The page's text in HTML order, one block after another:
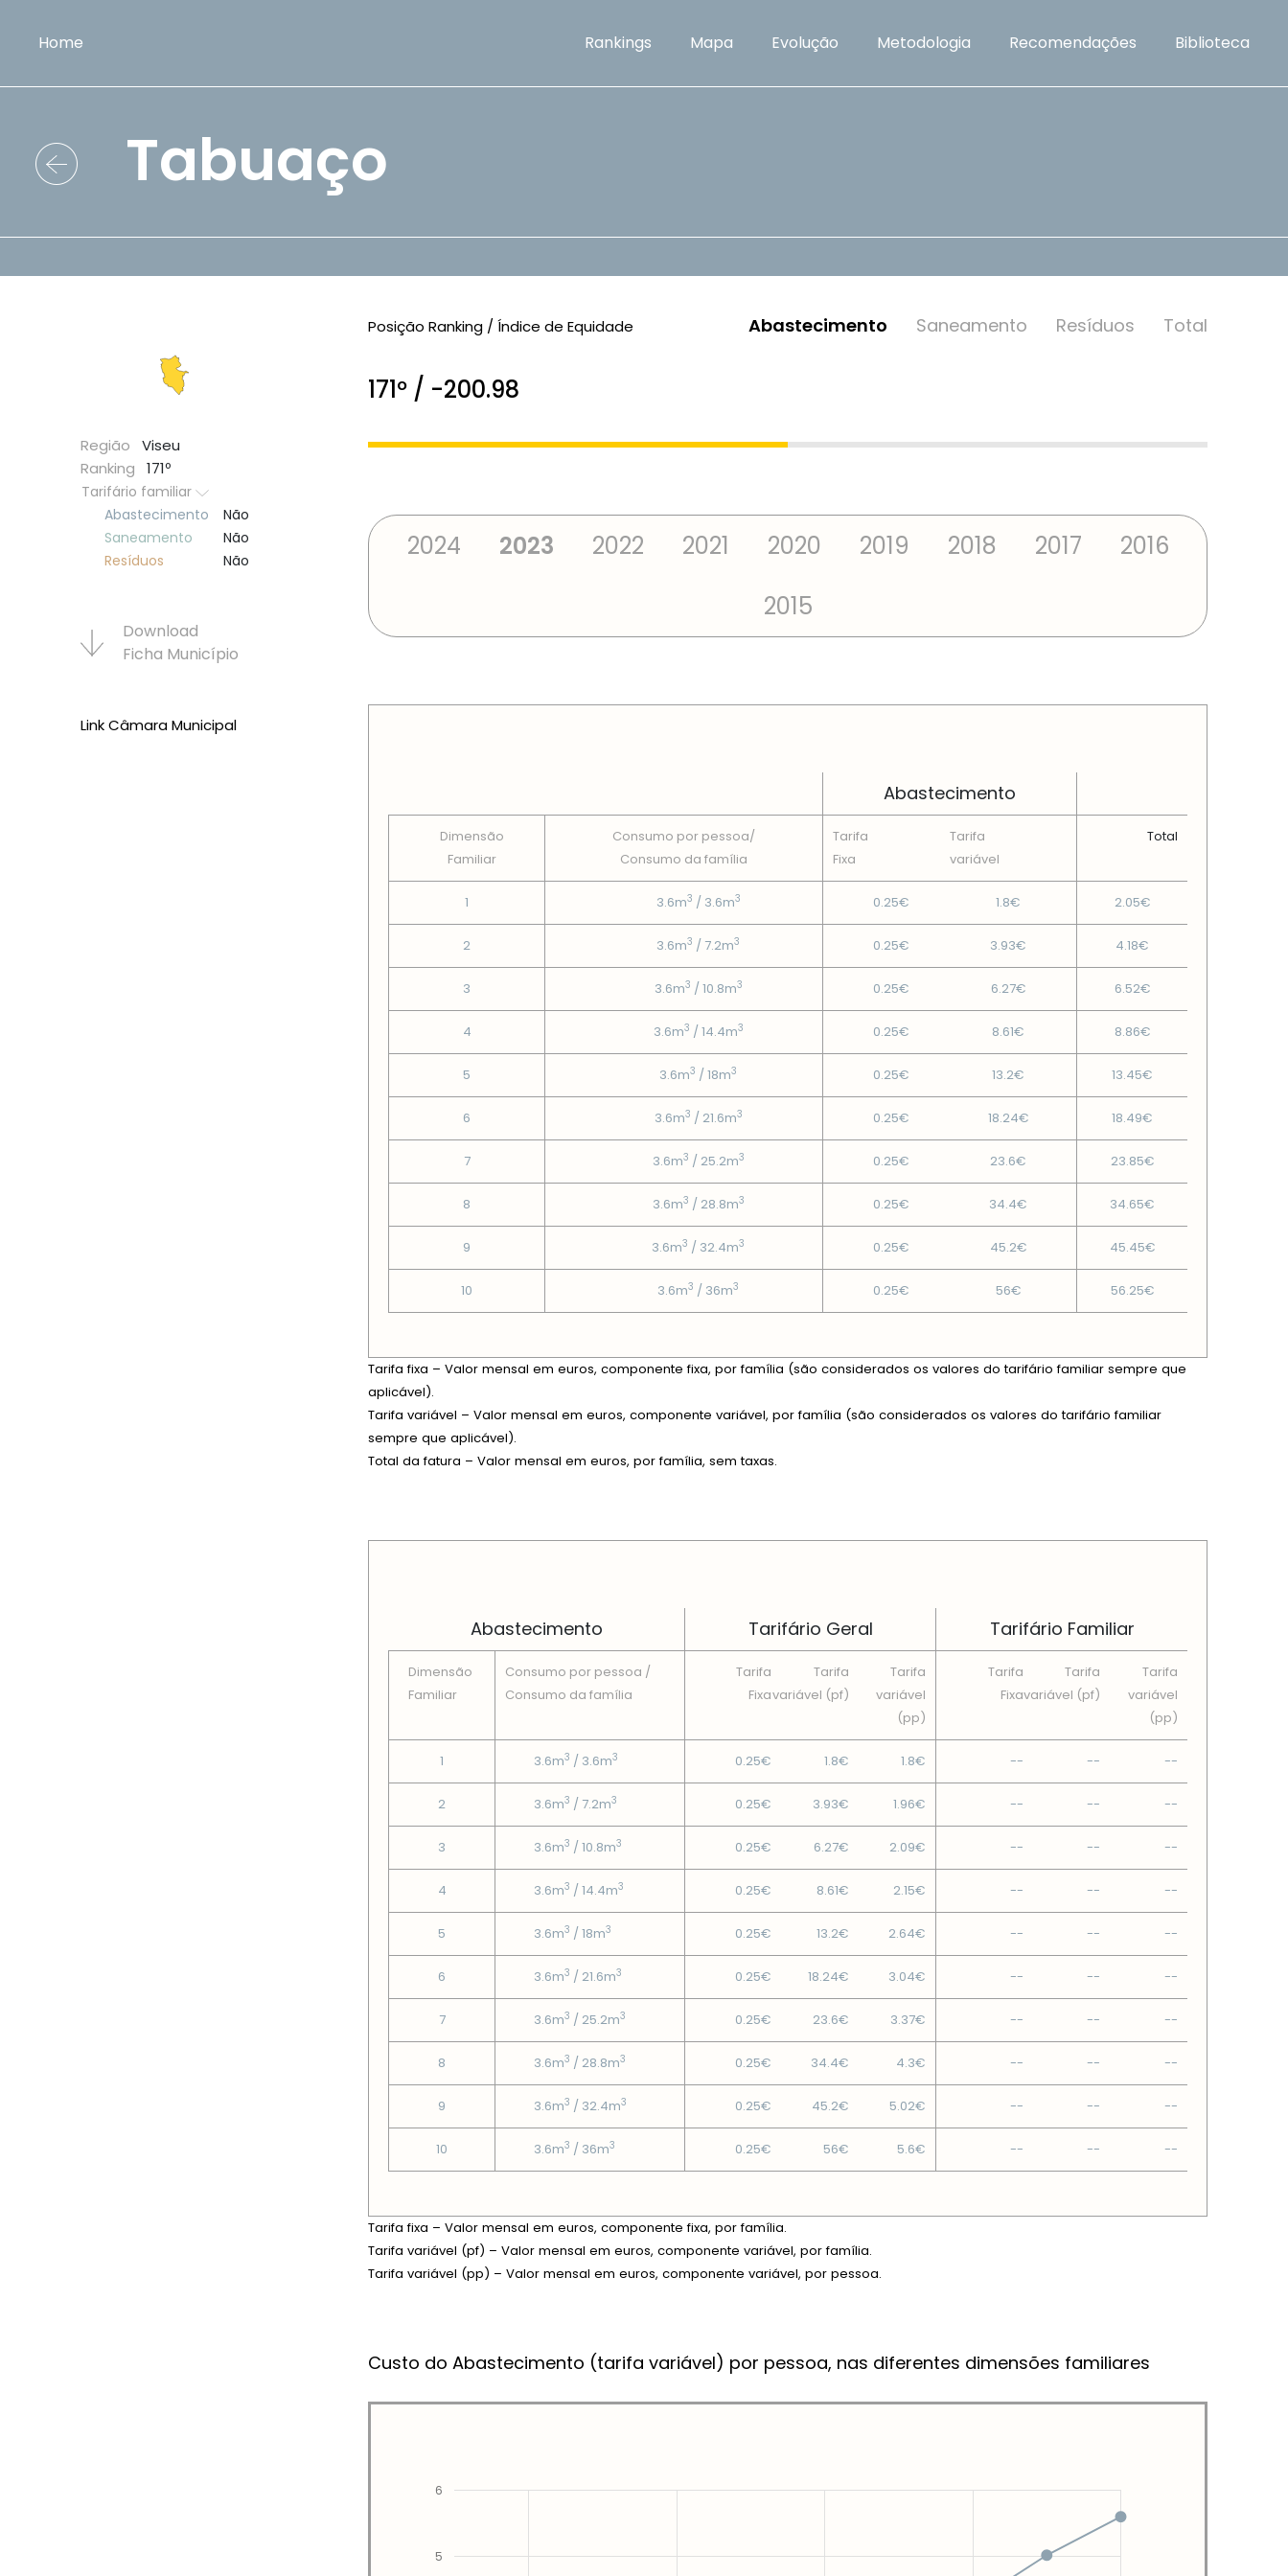
Home Rankings Mapa Evolução Metodologia Recomendações Biblioteca
Tabuaço
Região
Viseu
Ranking
171º
Tarifário familiar
Abastecimento
Não
Saneamento
Não
Resí­duos
Não
Download
Ficha Municí­pio
Link Câmara Municipal
Posição Ranking / Índice de Equidade Abastecimento Saneamento Resí­duos Total
171º / -200.98
2024 2023 2022 2021 2020 2019 2018 2017
2016
2015
Abastecimento
Dimensão
Familiar
Consumo por pessoa/
Consumo da famí­lia
Tarifa
Fixa
Tarifa
variável
Total
1 3.6m3 / 3.6m3 0.25€ 1.8€ 2.05€
2 3.6m3 / 7.2m3 0.25€ 3.93€ 4.18€
3 3.6m3 / 10.8m3 0.25€ 6.27€ 6.52€
4 3.6m3 / 14.4m3 0.25€ 8.61€ 8.86€
5 3.6m3 / 18m3 0.25€ 13.2€ 13.45€
6 3.6m3 / 21.6m3 0.25€ 18.24€ 18.49€
7 3.6m3 / 25.2m3 0.25€ 23.6€ 23.85€
8 3.6m3 / 28.8m3 0.25€ 34.4€ 34.65€
9 3.6m3 / 32.4m3 0.25€ 45.2€ 45.45€
10 3.6m3 / 36m3 0.25€ 56€ 56.25€
Tarifa fixa – Valor mensal em euros, componente fixa, por família (são considerados os valores do tarifário familiar sempre que
aplicável).
Tarifa variável – Valor mensal em euros, componente variável, por família (são considerados os valores do tarifário familiar
sempre que aplicável).
Total da fatura – Valor mensal em euros, por família, sem taxas.
Abastecimento Tarifário Geral Tarifário Familiar
Dimensão
Familiar
Consumo por pessoa /
Consumo da famí­lia
Tarifa
Fixa
Tarifa
variável (pf)
Tarifa
variável
(pp)
Tarifa
Fixa
Tarifa
variável (pf)
Tarifa
variável
(pp)
1 3.6m3 / 3.6m3 0.25€ 1.8€ 1.8€ -- -- --
2 3.6m3 / 7.2m3 0.25€ 3.93€ 1.96€ -- -- --
3 3.6m3 / 10.8m3 0.25€ 6.27€ 2.09€ -- -- --
4 3.6m3 / 14.4m3 0.25€ 8.61€ 2.15€ -- -- --
5 3.6m3 / 18m3 0.25€ 13.2€ 2.64€ -- -- --
6 3.6m3 / 21.6m3 0.25€ 18.24€ 3.04€ -- -- --
7 3.6m3 / 25.2m3 0.25€ 23.6€ 3.37€ -- -- --
8 3.6m3 / 28.8m3 0.25€ 34.4€ 4.3€ -- -- --
9 3.6m3 / 32.4m3 0.25€ 45.2€ 5.02€ -- -- --
10 3.6m3 / 36m3 0.25€ 56€ 5.6€ -- -- --
Tarifa fixa – Valor mensal em euros, componente fixa, por família.
Tarifa variável (pf) – Valor mensal em euros, componente variável, por família.
Tarifa variável (pp) – Valor mensal em euros, componente variável, por pessoa.
Custo do Abastecimento (tarifa variável) por pessoa, nas diferentes dimensões familiares
5
6